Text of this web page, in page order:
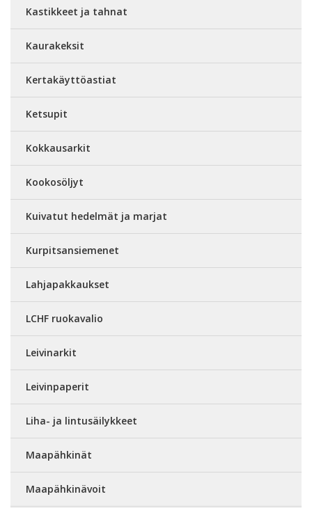
Kastikkeet ja tahnat
Kaurakeksit
Kertakäyttöastiat
Ketsupit
Kokkausarkit
Kookosöljyt
Kuivatut hedelmät ja marjat
Kurpitsansiemenet
Lahjapakkaukset
LCHF ruokavalio
Leivinarkit
Leivinpaperit
Liha- ja lintusäilykkeet
Maapähkinät
Maapähkinävoit